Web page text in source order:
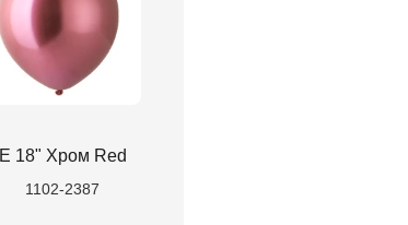
Е 18" Хром Red
1102-2387